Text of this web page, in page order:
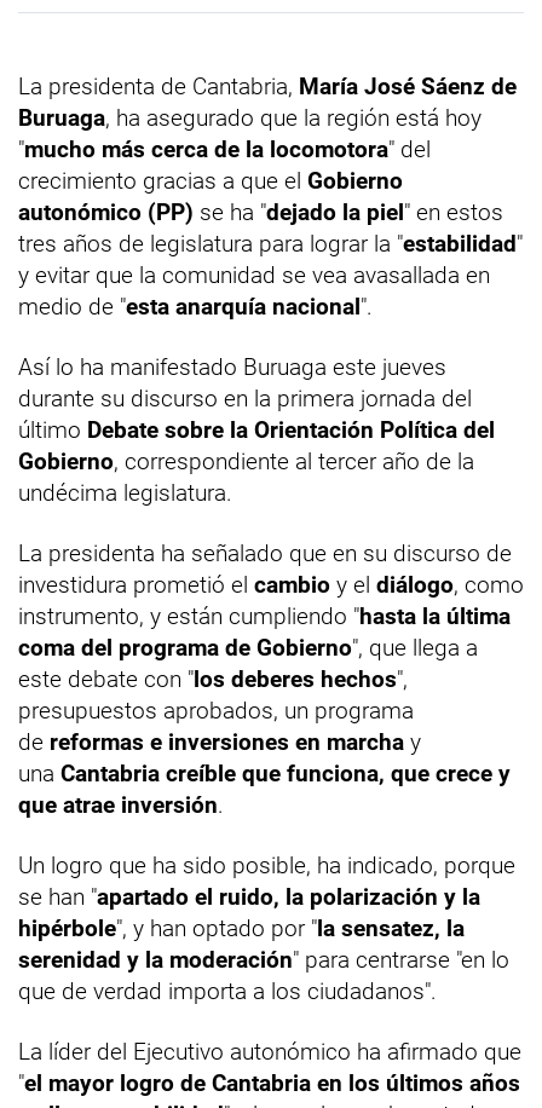
La presidenta de Cantabria, María José Sáenz de
Buruaga, ha asegurado que la región está hoy
"mucho más cerca de la locomotora" del
crecimiento gracias a que el Gobierno
autonómico (PP) se ha "dejado la piel" en estos
tres años de legislatura para lograr la "estabilidad"
y evitar que la comunidad se vea avasallada en
medio de "esta anarquía nacional".
Así lo ha manifestado Buruaga este jueves
durante su discurso en la primera jornada del
último Debate sobre la Orientación Política del
Gobierno, correspondiente al tercer año de la
undécima legislatura.
La presidenta ha señalado que en su discurso de
investidura prometió el cambio y el diálogo, como
instrumento, y están cumpliendo "hasta la última
coma del programa de Gobierno", que llega a
este debate con "los deberes hechos",
presupuestos aprobados, un programa
de reformas e inversiones en marcha y
una Cantabria creíble que funciona, que crece y
que atrae inversión.
Un logro que ha sido posible, ha indicado, porque
se han "apartado el ruido, la polarización y la
hipérbole", y han optado por "la sensatez, la
serenidad y la moderación" para centrarse "en lo
que de verdad importa a los ciudadanos".
La líder del Ejecutivo autonómico ha afirmado que
"el mayor logro de Cantabria en los últimos años